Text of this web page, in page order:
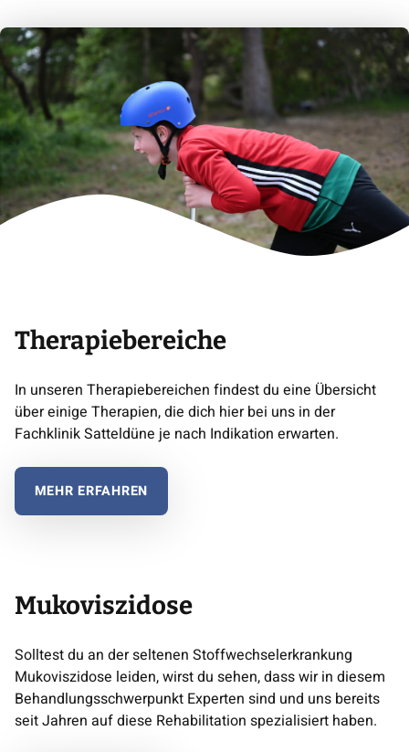
Therapiebereiche
In unseren Therapiebereichen findest du eine Übersicht
über einige Therapien, die dich hier bei uns in der
Fachklinik Satteldüne je nach Indikation erwarten.
MEHR ERFAHREN
Mukoviszidose
Solltest du an der seltenen Stoffwechselerkrankung
Mukoviszidose leiden, wirst du sehen, dass wir in diesem
Behandlungsschwerpunkt Experten sind und uns bereits
seit Jahren auf diese Rehabilitation spezialisiert haben.